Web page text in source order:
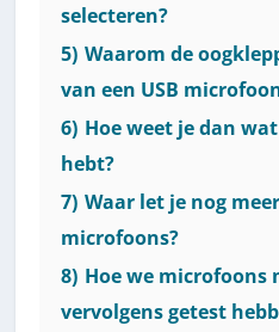
selecteren?
5) Waarom de
van een USB
6) Hoe weet je dan
hebt?
7) Waar let je nog
microfoons?
8) Hoe we microfoons
vervolgens getest